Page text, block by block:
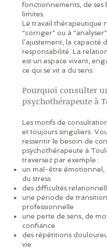
fonctionnements, de ses
limites.
Le travail thérapeutique
“corriger” ou à
l’ajustement, la capacité
responsabilité. La
est un espace vivant,
ce qui se vit a du sens.
Pourquoi consulter
psychothérapeute à
Les motifs de
et toujours singuliers.
ressentir le besoin de
psychothérapeute à
traversez par exemple :
un mal-être émotionnel,
du stress
des difficultés
une période de
professionnelle
une perte de sens, de
confiance
des répétitions
vie